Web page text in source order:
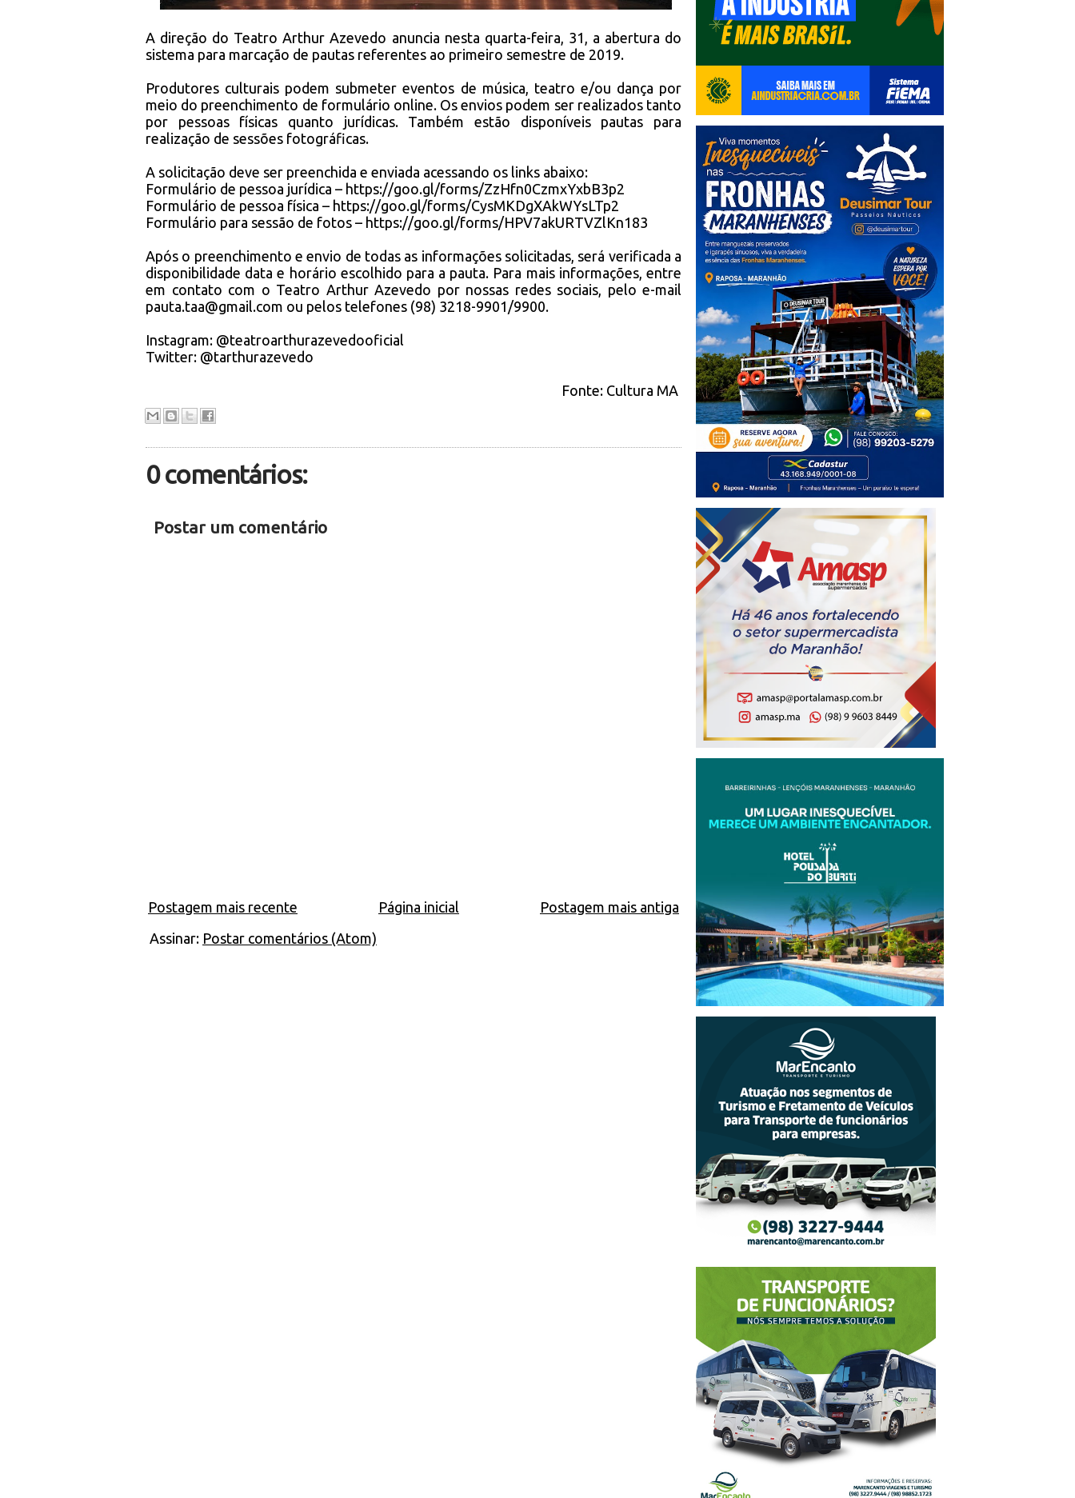
A direção do Teatro Arthur Azevedo anuncia nesta quarta-feira, 31, a abertura do
sistema para marcação de pautas referentes ao primeiro semestre de 2019.
Produtores culturais podem submeter eventos de música, teatro e/ou dança por
meio do preenchimento de formulário online. Os envios podem ser realizados tanto
por pessoas físicas quanto jurídicas. Também estão disponíveis pautas para
realização de sessões fotográficas.
A solicitação deve ser preenchida e enviada acessando os links abaixo:
Formulário de pessoa jurídica – https://goo.gl/forms/ZzHfn0CzmxYxbB3p2
Formulário de pessoa física – https://goo.gl/forms/CysMKDgXAkWYsLTp2
Formulário para sessão de fotos – https://goo.gl/forms/HPV7akURTVZlKn183
Após o preenchimento e envio de todas as informações solicitadas, será verificada a
disponibilidade data e horário escolhido para a pauta. Para mais informações, entre
em contato com o Teatro Arthur Azevedo por nossas redes sociais, pelo e-mail
pauta.taa@gmail.com ou pelos telefones (98) 3218-9901/9900.
Instagram: @teatroarthurazevedooficial
Twitter: @tarthurazevedo
Fonte: Cultura MA
0 comentários:
Postar um comentário
Postagem mais recente Postagem mais antiga
Página inicial
Assinar: Postar comentários (Atom)